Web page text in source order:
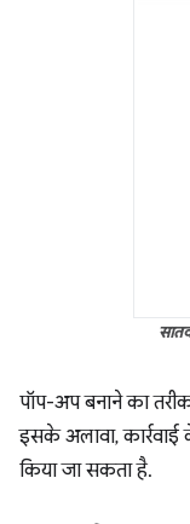
पॉप-अप बनाने का
इसके अलावा,
किया जा सकता है.